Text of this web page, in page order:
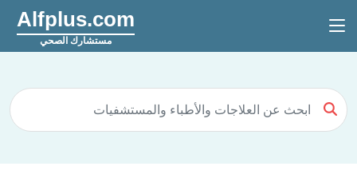
Alfplus.com
مستشارك الصحي